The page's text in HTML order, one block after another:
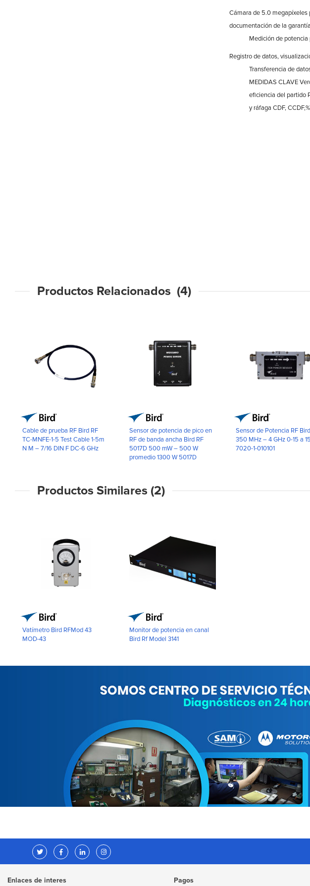
Cámara de 5.0 megapíxeles
documentación de la
Medición de
Registro de datos,
Transferencia de
MEDIDAS CLAVE
eficiencia del partido
y ráfaga CDF,
Productos Relacionados (4)
Cable de prueba RF Bird RF
TC-MNFE-1-5 Test Cable 1-5m
N M – 7/16 DIN F DC-6 GHz
Sensor de potencia de pico en
RF de banda ancha Bird RF
5017D 500 mW – 500 W
promedio 1300 W 5017D
Sensor de Potencia RF
350 MHz – 4 GHz 0-15 a
7020-1-010101
Productos Similares (2)
Vatímetro Bird RFMod 43
MOD-43
Monitor de potencia en canal
Bird Rf Model 3141
Enlaces de interes Pagos